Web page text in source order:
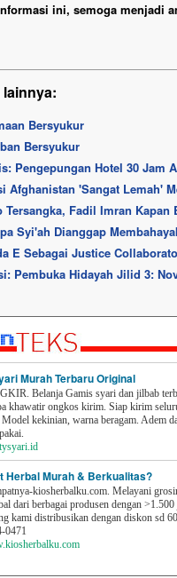
ini, semoga menjadi
Bersyukur
Bersyukur
Pengepungan Hotel 30 Jam
Afghanistan 'Sangat Lemah'
Tersangka, Fadil Imran Kapan
Syi'ah Dianggap
E Sebagai Justice
Pembuka Hidayah Jilid 3:
Murah Terbaru Original
Belanja Gamis syari dan jilbab
khawatir ongkos kirim. Siap kirim
kekinian, warna beragam. Adem
Herbal Murah & Berkualitas?
kiosherbalku.com. Melayani
dari berbagai produsen dengan >1.500
kami distribusikan dengan diskon sd
0471